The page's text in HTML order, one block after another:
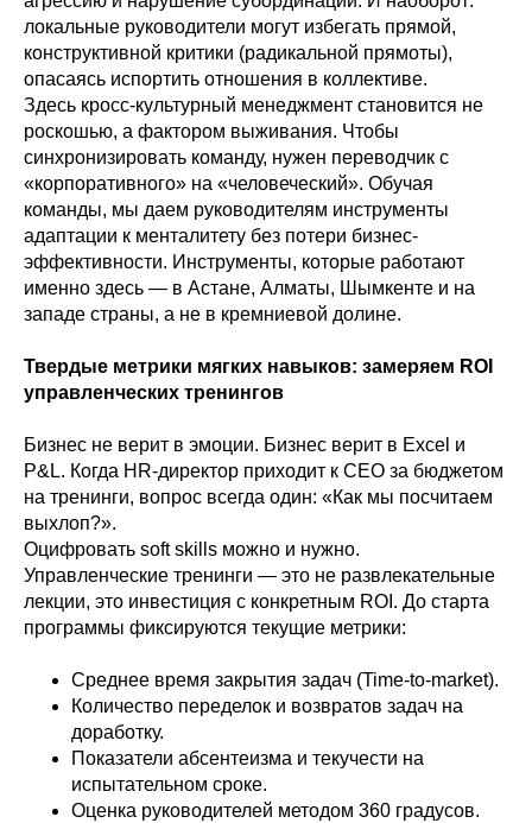
локальные руководители могут избегать прямой,
конструктивной критики (радикальной прямоты),
опасаясь испортить отношения в коллективе.
Здесь кросс-культурный менеджмент становится не
роскошью, а фактором выживания. Чтобы
синхронизировать команду, нужен переводчик с
«корпоративного» на «человеческий». Обучая
команды, мы даем руководителям инструменты
адаптации к менталитету без потери бизнес-
эффективности. Инструменты, которые работают
именно здесь — в Астане, Алматы, Шымкенте и на
западе страны, а не в кремниевой долине.
Твердые метрики мягких навыков: замеряем ROI
управленческих тренингов
Бизнес не верит в эмоции. Бизнес верит в Excel и
P&L. Когда HR-директор приходит к CEO за бюджетом
на тренинги, вопрос всегда один: «Как мы посчитаем
выхлоп?».
Оцифровать soft skills можно и нужно.
Управленческие тренинги — это не развлекательные
лекции, это инвестиция с конкретным ROI. До старта
программы фиксируются текущие метрики:
Среднее время закрытия задач (Time-to-market).
Количество переделок и возвратов задач на
доработку.
Показатели абсентеизма и текучести на
испытательном сроке.
Оценка руководителей методом 360 градусов.